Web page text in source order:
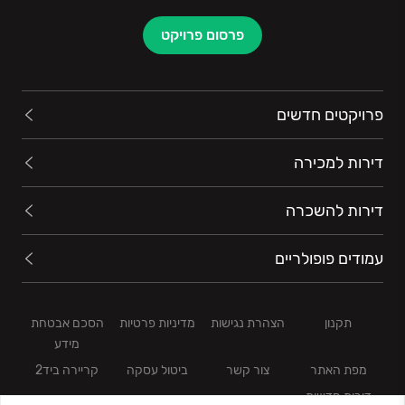
בחלק מן הפרויקטים פועלת החברה באמצעות שותפויות
עסקיות עם חברות מובילות, כגון: ע. לוזון נכסים והשקעות
ישראל להשקעות, קבוצת אביב,מגדלים ב.ר ייזום ובנייה,
ישראל, התבססותה בתחום הנדל”ן והכרת השוק לעומקו,
מובילים את החברה לאיתור הזדמנויות עסקיות בתחום
הנדל”ן בארץ ובחו”ל, במטרה לחדש ולהרחיב את תחומי
פעילותה ולהמשיך להציע פתרונות איכותיים ומתקדמים
לשביעות רצונם המוחלטת של לקוחותיה.
פרסום פרויקט
פרויקטים חדשים
דירות למכירה
דירות להשכרה
עמודים פופולריים
תקנון הצהרת נגישות מדיניות פרטיות
הסכם אבטחת
מידע
מפת האתר
צור קשר ביטול עסקה
קריירה ביד2
דירות חדשות